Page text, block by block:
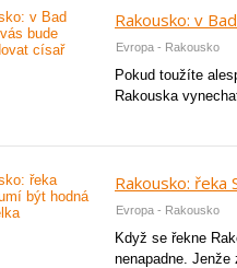
Rakousko: v
Evropa - Rakousko
Pokud toužíte
Rakouska
Rakousko: řeka
Evropa - Rakousko
Když se řekne
nenapadne.